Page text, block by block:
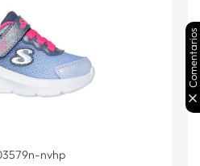
nvhp
Comentarios